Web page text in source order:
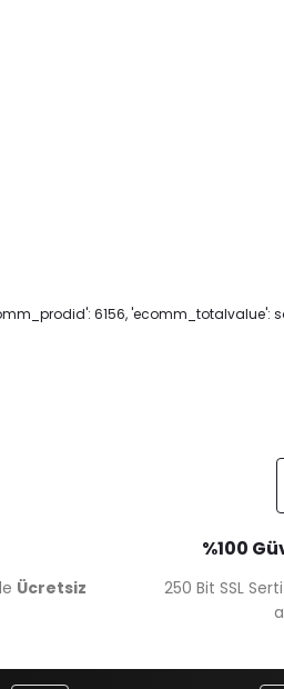
6156, 'ecomm_totalvalue':
Ücretsiz
%100
250 Bit SSL